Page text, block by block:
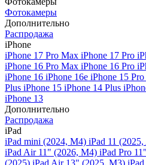
Фотокамеры
Дополнительно
Распродажа
iPhone
iPhone 17 Pro Max iPhone 17 Pro
iPhone 16 Pro Max iPhone 16 Pro
iPhone 16 iPhone 16e iPhone 15
Plus iPhone 15 iPhone 14 Plus
iPhone 13
Дополнительно
Распродажа
iPad
iPad mini (2024, M4) iPad 11
iPad Air 11" (2026, M4) iPad Pro
(2025) iPad Air 13" (2025, M3)